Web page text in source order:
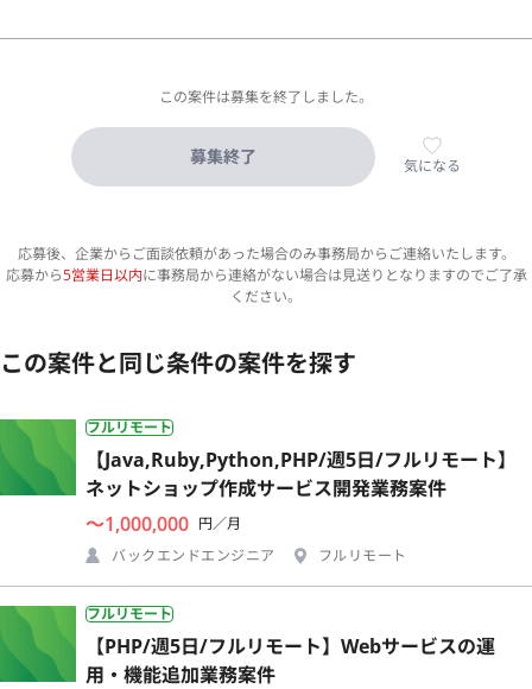
この案件は募集を終了しました。
募集終了 気になる
応募後、企業からご面談依頼があった場合のみ事務局からご連絡いたします。
応募から5営業日以内に事務局から連絡がない場合は見送りとなりますのでご了承
ください。
この案件と同じ条件の案件を探す
フルリモート
【Java,Ruby,Python,PHP/週5日/フルリモート】
ネットショップ作成サービス開発業務案件
〜1,000,000 円／月
バックエンドエンジニア
フルリモート
フルリモート
【PHP/週5日/フルリモート】Webサービスの運
用・機能追加業務案件